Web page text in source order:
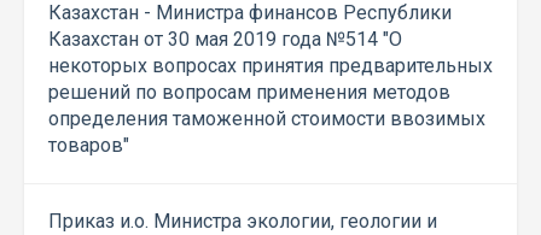
Казахстан - Министра финансов Республики
Казахстан от 30 мая 2019 года №514 "О
некоторых вопросах принятия предварительных
решений по вопросам применения методов
определения таможенной стоимости ввозимых
товаров"
Приказ и.о. Министра экологии, геологии и